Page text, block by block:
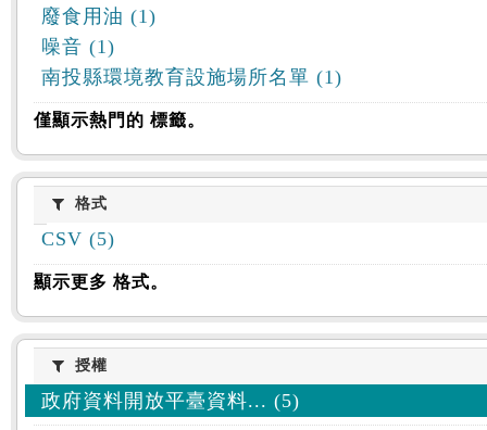
廢食用油 (1)
噪音 (1)
南投縣環境教育設施場所名單 (1)
僅顯示熱門的 標籤。
格式格式
CSV (5)
顯示更多 格式。
授權授權
政府資料開放平臺資料... (5)